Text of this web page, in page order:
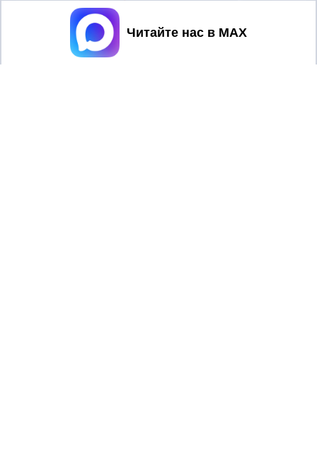
Принять